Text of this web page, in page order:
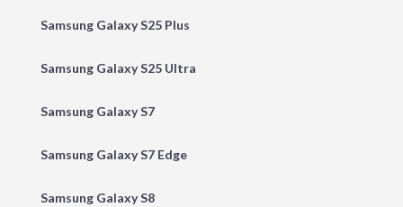
Samsung Galaxy S25 Plus
Samsung Galaxy S25 Ultra
Samsung Galaxy S7
Samsung Galaxy S7 Edge
Samsung Galaxy S8